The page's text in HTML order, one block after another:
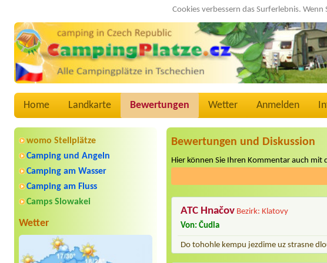
Cookies verbessern das Surferlebnis.
Home Landkarte Bewertungen Wetter Anmelden
womo Stellplätze
Camping und Angeln
Camping am Wasser
Camping am Fluss
Camps Slowakei
Wetter
Bewertungen und Diskussion
Hier können Sie Ihren Kommentar auch mit
ATC Hnačov Bezirk: Klatovy
Von: Čudla
Do tohohle kempu jezdime uz strasne